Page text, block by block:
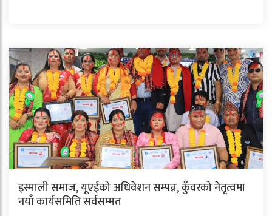
इस्माली समाज, यूएईको अधिवेशन सम्पन्न, कुँवरको नेतृत्वमा
नयाँ कार्यसमिति सर्वसम्मत